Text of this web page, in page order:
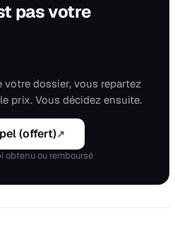
pas votre
votre dossier, vous repartez
prix. Vous décidez ensuite.
(offert)↗
obtenu ou remboursé